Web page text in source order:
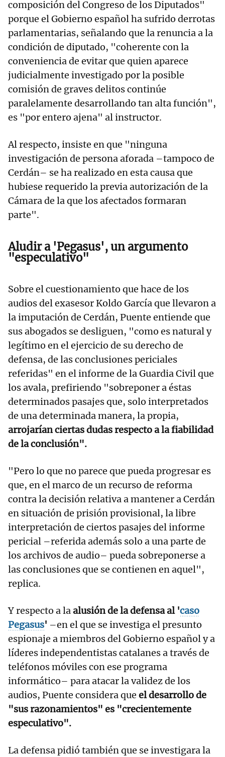
composición del Congreso de los Diputados"
porque el Gobierno español ha sufrido derrotas
parlamentarias, señalando que la renuncia a la
condición de diputado, "coherente con la
conveniencia de evitar que quien aparece
judicialmente investigado por la posible
comisión de graves delitos continúe
paralelamente desarrollando tan alta función",
es "por entero ajena" al instructor.
Al respecto, insiste en que "ninguna
investigación de persona aforada –tampoco de
Cerdán– se ha realizado en esta causa que
hubiese requerido la previa autorización de la
Cámara de la que los afectados formaran
parte".
Aludir a 'Pegasus', un argumento
"especulativo"
Sobre el cuestionamiento que hace de los
audios del exasesor Koldo García que llevaron a
la imputación de Cerdán, Puente entiende que
sus abogados se desliguen, "como es natural y
legítimo en el ejercicio de su derecho de
defensa, de las conclusiones periciales
referidas" en el informe de la Guardia Civil que
los avala, prefiriendo "sobreponer a éstas
determinados pasajes que, solo interpretados
de una determinada manera, la propia,
arrojarían ciertas dudas respecto a la fiabilidad
de la conclusión".
"Pero lo que no parece que pueda progresar es
que, en el marco de un recurso de reforma
contra la decisión relativa a mantener a Cerdán
en situación de prisión provisional, la libre
interpretación de ciertos pasajes del informe
pericial –referida además solo a una parte de
los archivos de audio– pueda sobreponerse a
las conclusiones que se contienen en aquel",
replica.
Y respecto a laalusión de la defensa al 'caso
Pegasus' –en el que se investiga el presunto
espionaje a miembros del Gobierno español y a
líderes independentistas catalanes a través de
teléfonos móviles con ese programa
informático– para atacar la validez de los
audios, Puente considera que el desarrollo de
"sus razonamientos" es "crecientemente
especulativo".
La defensa pidió también que se investigara la